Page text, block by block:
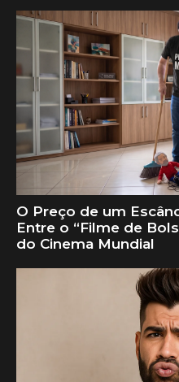
O Preço de um
Entre o “Filme de
do Cinema Mundial